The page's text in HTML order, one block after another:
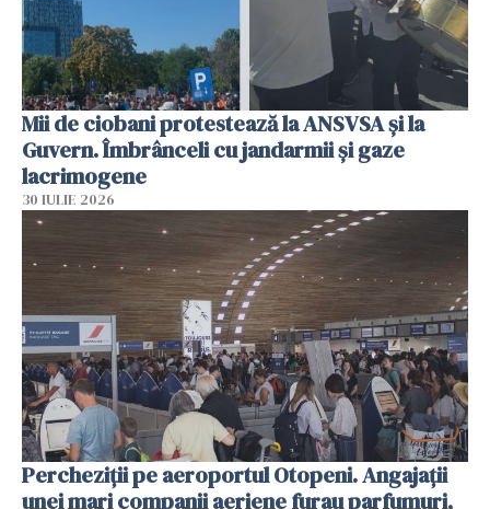
Mii de ciobani protestează la ANSVSA și la
Guvern. Îmbrânceli cu jandarmii și gaze
lacrimogene
30 IULIE 2026
Percheziții pe aeroportul Otopeni. Angajații
unei mari companii aeriene furau parfumuri,